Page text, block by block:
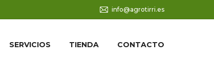
info@agrotirri.es
SERVICIOS TIENDA CONTACTO